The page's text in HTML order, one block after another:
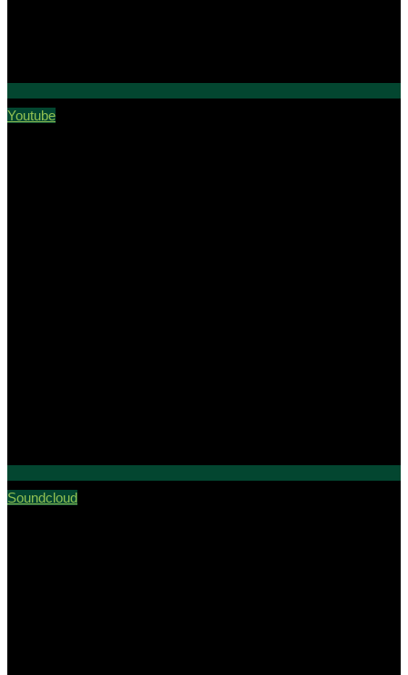
Youtube
Soundcloud